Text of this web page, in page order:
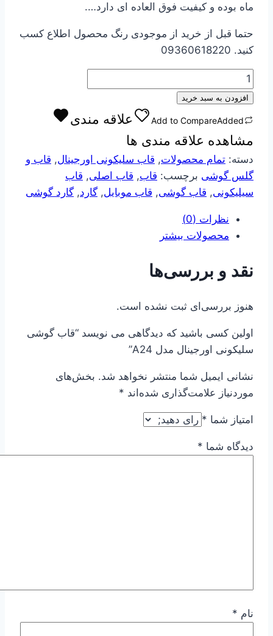
ماه بوده و کیفیت فوق العاده ای دارد….
حتما قبل از خرید از موجودی رنگ محصول اطلاع کسب
کنید. 09360618220
قاب
گوشی
اورجینال
مدل
A24
عدد
افزودن به سبد خرید
Add to CompareAdded
علاقه مندی
مشاهده علاقه مندی ها
دسته: تمام محصولات, قاب سلیکونی اورجینال, قاب و
گلس گوشی برچسب: قاب, قاب اصلی, قاب
سیلیکونی, قاب گوشی, قاب موبایل, گارد, گارد گوشی
نظرات (0)
محصولات بیشتر
نقد و بررسی‌ها
هنوز بررسی‌ای ثبت نشده است.
اولین کسی باشید که دیدگاهی می نویسد “قاب گوشی
سلیکونی اورجینال مدل A24”
نشانی ایمیل شما منتشر نخواهد شد. بخش‌های
موردنیاز علامت‌گذاری شده‌اند *
امتیاز شما *
دیدگاه شما *
نام *